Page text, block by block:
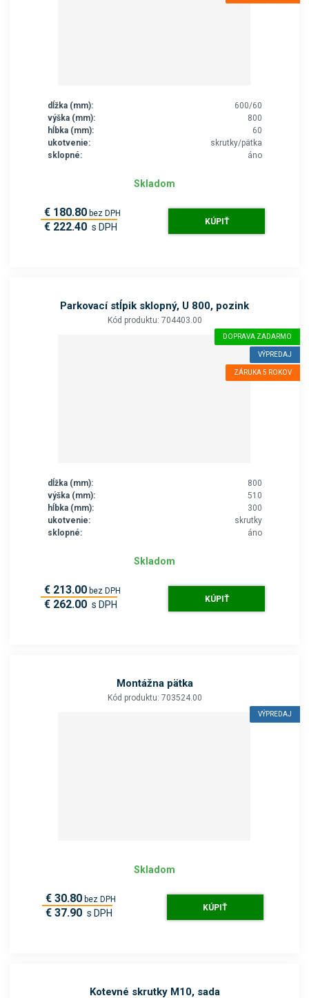
dĺžka (mm):
600/60
výška (mm):
800
hĺbka (mm):
60
ukotvenie:
skrutky/pätka
sklopné:
áno
Skladom
€ 180.80 bez DPH
€ 222.40 s DPH KÚPIŤ
Parkovací stĺpik sklopný, U 800, pozink
Kód produktu: 704403.00
DOPRAVA ZADARMO
VÝPREDAJ
ZÁRUKA 5 ROKOV
dĺžka (mm):
800
výška (mm):
510
hĺbka (mm):
300
ukotvenie:
skrutky
sklopné:
áno
Skladom
€ 213.00 bez DPH
€ 262.00 s DPH KÚPIŤ
Montážna pätka
Kód produktu: 703524.00
VÝPREDAJ
Skladom
€ 30.80 bez DPH
€ 37.90 s DPH KÚPIŤ
Kotevné skrutky M10, sada